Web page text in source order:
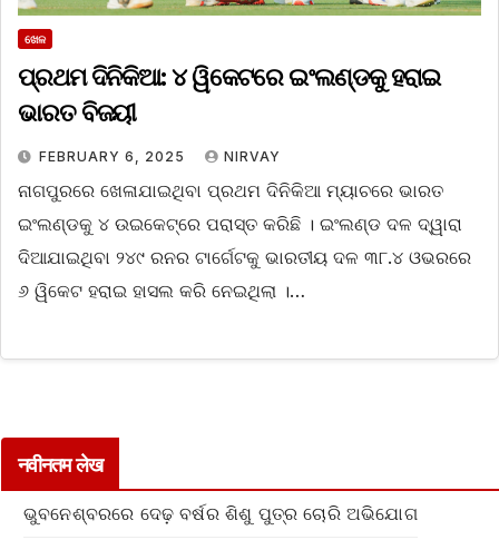
ଖେଳ
ପ୍ରଥମ ଦିନିକିଆ: ୪ ୱିକେଟରେ ଇଂଲଣ୍ଡକୁ ହରାଇ
ଭାରତ ବିଜୟୀ
FEBRUARY 6, 2025 NIRVAY
ନାଗପୁରରେ ଖେଳାଯାଇଥିବା ପ୍ରଥମ ଦିନିକିଆ ମ୍ୟାଚରେ ଭାରତ
ଇଂଲଣ୍ଡକୁ ୪ ଉଇକେଟ୍‌ରେ ପରାସ୍ତ କରିଛି । ଇଂଲଣ୍ଡ ଦଳ ଦ୍ୱାରା
ଦିଆଯାଇଥିବା ୨୪୯ ରନର ଟାର୍ଗେଟକୁ ଭାରତୀୟ ଦଳ ୩୮.୪ ଓଭରରେ
୬ ୱିକେଟ ହରାଇ ହାସଲ କରି ନେଇଥିଲା ।…
नवीनतम लेख
ଭୁବନେଶ୍ବରରେ ଦେଢ଼ ବର୍ଷର ଶିଶୁ ପୁତ୍ର ଚୋରି ଅଭିଯୋଗ